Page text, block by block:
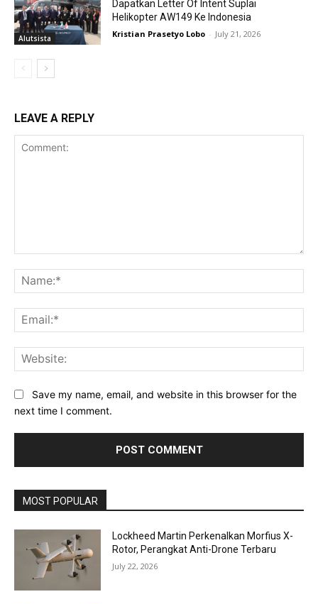
Alutsista
Dapatkan Letter Of Intent Suplai
Helikopter AW149 Ke Indonesia
Kristian Prasetyo Lobo - July 21, 2026
LEAVE A REPLY
Save my name, email, and website in this browser for the
next time I comment.
MOST POPULAR
Lockheed Martin Perkenalkan Morfius X-
Rotor, Perangkat Anti-Drone Terbaru
July 22, 2026